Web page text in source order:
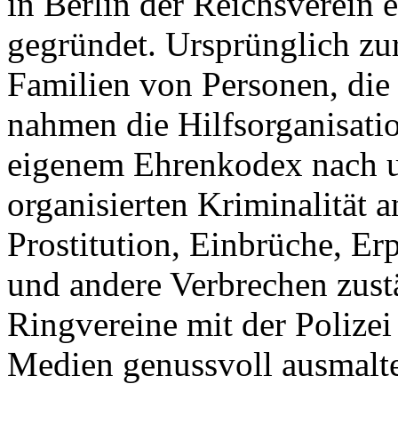
gegründet. Ursprünglich
Familien von Personen,
nahmen die
eigenem Ehrenkodex nach
organisierten Kriminalität
Prostitution, Einbrüche,
und andere Verbrechen
Ringvereine mit der
Medien genussvoll